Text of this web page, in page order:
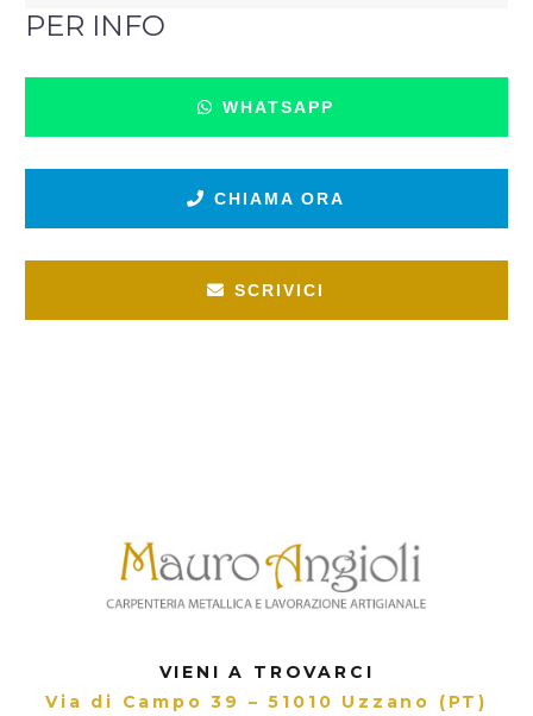
PER INFO
WHATSAPP
CHIAMA ORA
SCRIVICI
VIENI A TROVARCI
Via di Campo 39 – 51010 Uzzano (PT)